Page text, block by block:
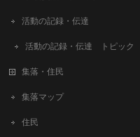
活動の記録・伝達
活動の記録・伝達 トピック
集落・住民
集落マップ
住民